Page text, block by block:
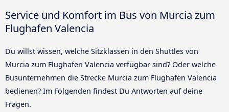
Service und Komfort im Bus von Murcia zum
Flughafen Valencia
Du willst wissen, welche Sitzklassen in den Shuttles von
Murcia zum Flughafen Valencia verfügbar sind? Oder welche
Busunternehmen die Strecke Murcia zum Flughafen Valencia
bedienen? Im Folgenden findest Du Antworten auf deine
Fragen.